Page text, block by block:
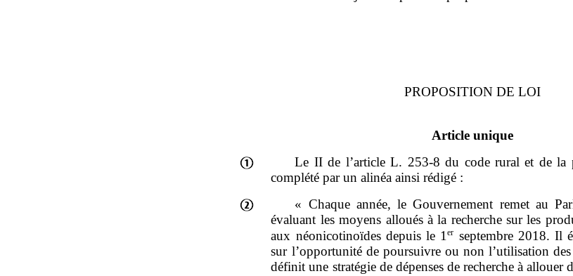
PROPOSITION DE LOI
Article unique
Le II de l’article L. 253‑8 du code rural et de la
complété par un alinéa ainsi rédigé :
« Chaque année, le Gouvernement remet au
évaluant les moyens alloués à la recherche sur les
aux néonicotinoïdes depuis le 1er septembre 2018. Il
sur l’opportunité de poursuivre ou non l’utilisation
définit une stratégie de dépenses de recherche à allouer